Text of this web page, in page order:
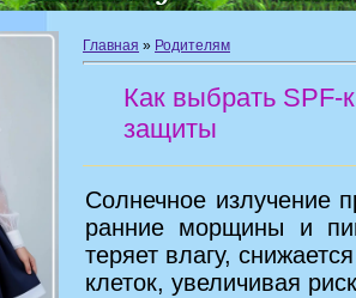
Главная » Родителям
Как выбрать SPF-
защиты
Солнечное излучение
ранние морщины и
теряет влагу,
клеток, увеличивая